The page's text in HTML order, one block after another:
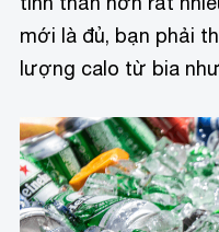
mới là đủ, bạn phải
lượng calo từ bia